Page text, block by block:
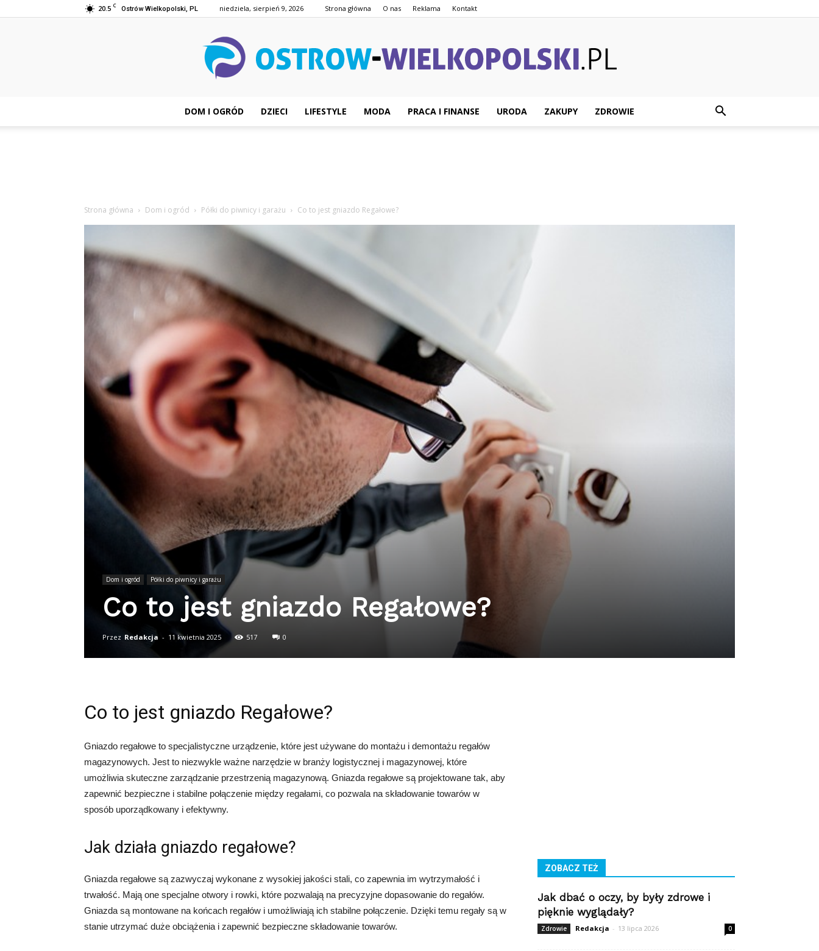
20.5 C Ostrów Wielkopolski, PL niedziela, sierpień 9, 2026 Strona główna O nas Reklama Kontakt
DOM I OGRÓD DZIECI LIFESTYLE MODA PRACA I FINANSE URODA ZAKUPY ZDROWIE
Strona główna Dom i ogród Półki do piwnicy i garażu Co to jest gniazdo Regałowe?
Dom i ogród Półki do piwnicy i garażu
Co to jest gniazdo Regałowe?
Przez Redakcja - 11 kwietnia 2025 517 0
Co to jest gniazdo Regałowe?
Gniazdo regałowe to specjalistyczne urządzenie, które jest używane do montażu i demontażu regałów
magazynowych. Jest to niezwykle ważne narzędzie w branży logistycznej i magazynowej, które
umożliwia skuteczne zarządzanie przestrzenią magazynową. Gniazda regałowe są projektowane tak, aby
zapewnić bezpieczne i stabilne połączenie między regałami, co pozwala na składowanie towarów w
sposób uporządkowany i efektywny.
Jak działa gniazdo regałowe?
Gniazda regałowe są zazwyczaj wykonane z wysokiej jakości stali, co zapewnia im wytrzymałość i
trwałość. Mają one specjalne otwory i rowki, które pozwalają na precyzyjne dopasowanie do regałów.
Gniazda są montowane na końcach regałów i umożliwiają ich stabilne połączenie. Dzięki temu regały są w
stanie utrzymać duże obciążenia i zapewnić bezpieczne składowanie towarów.
ZOBACZ TEŻ
Jak dbać o oczy, by były zdrowe i
pięknie wyglądały?
Zdrowie Redakcja - 13 lipca 2026 0